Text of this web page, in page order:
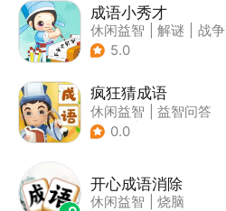
成语小秀才
休闲益智 解谜
战争
| 文字游戏
5.0
疯狂猜成语
休闲益智
益智问答
| 成语
0.0
开心成语消除
休闲益智 烧脑